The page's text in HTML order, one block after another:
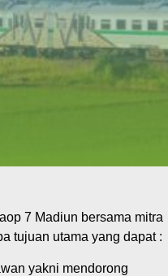
7 Madiun bersama mitra
tujuan utama yang dapat :
yakni mendorong